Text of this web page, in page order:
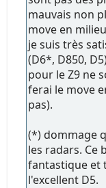
mauvais non
move en
je suis très
(D6*, D850,
pour le Z9 ne
ferai le move
pas).
(*) dommage
les radars. Ce
fantastique et
l'excellent D5.